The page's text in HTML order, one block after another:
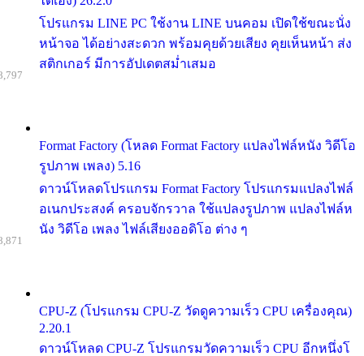
โปรแกรม LINE PC ใช้งาน LINE บนคอม เปิดใช้ขณะนั่ง
หน้าจอ ได้อย่างสะดวก พร้อมคุยด้วยเสียง คุยเห็นหน้า ส่ง
สติกเกอร์ มีการอัปเดตสม่ำเสมอ
Format Factory (โหลด Format Factory แปลงไฟล์หนัง วิดีโอ
รูปภาพ เพลง) 5.16
ดาวน์โหลดโปรแกรม Format Factory โปรแกรมแปลงไฟล์
อเนกประสงค์ ครอบจักรวาล ใช้แปลงรูปภาพ แปลงไฟล์ห
นัง วิดีโอ เพลง ไฟล์เสียงออดิโอ ต่าง ๆ
CPU-Z (โปรแกรม CPU-Z วัดดูความเร็ว CPU เครื่องคุณ)
2.20.1
ดาวน์โหลด CPU-Z โปรแกรมวัดความเร็ว CPU อีกหนึ่งโ